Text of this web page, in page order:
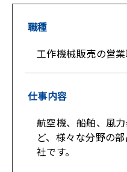
職種
工作機械販売の営
仕事内容
航空機、船舶、風
ど、様々な分野の
社です。